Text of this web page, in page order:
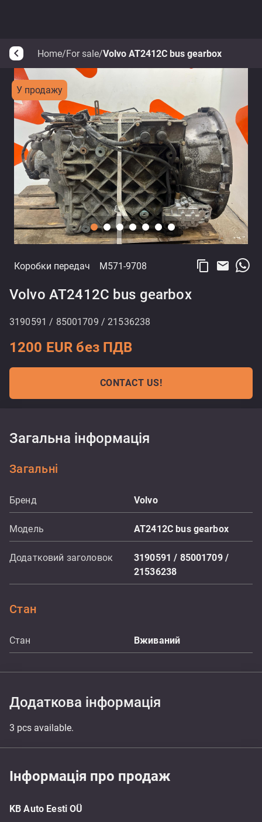
arrow_back_ios Home/For sale/Volvo AT2412C bus gearbox
У продажу
Коробки передач M571-9708 content_copy email
Volvo AT2412C bus gearbox
3190591 / 85001709 / 21536238
1200 EUR без ПДВ
CONTACT US!
Загальна інформація
Загальні
Бренд Volvo
Модель AT2412C bus gearbox
Додатковий заголовок
3190591 / 85001709 /
21536238
Стан
Стан Вживаний
Додаткова інформація
3 pcs available.
Інформація про продаж
KB Auto Eesti OÜ